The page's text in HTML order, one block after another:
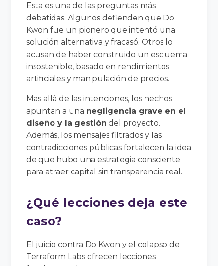
Esta es una de las preguntas más
debatidas. Algunos defienden que Do
Kwon fue un pionero que intentó una
solución alternativa y fracasó. Otros lo
acusan de haber construido un esquema
insostenible, basado en rendimientos
artificiales y manipulación de precios.
Más allá de las intenciones, los hechos
apuntan a una negligencia grave en el
diseño y la gestión del proyecto.
Además, los mensajes filtrados y las
contradicciones públicas fortalecen la idea
de que hubo una estrategia consciente
para atraer capital sin transparencia real.
¿Qué lecciones deja este
caso?
El juicio contra Do Kwon y el colapso de
Terraform Labs ofrecen lecciones